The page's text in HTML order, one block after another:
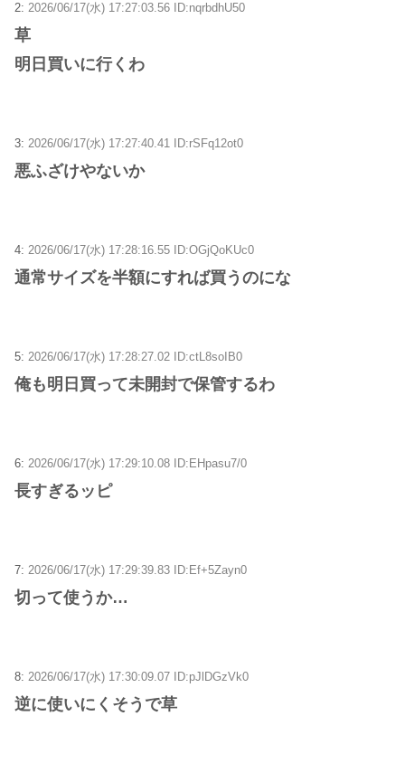
2: 2026/06/17(水) 17:27:03.56 ID:nqrbdhU50
草
明日買いに行くわ
3: 2026/06/17(水) 17:27:40.41 ID:rSFq12ot0
悪ふざけやないか
4: 2026/06/17(水) 17:28:16.55 ID:OGjQoKUc0
通常サイズを半額にすれば買うのにな
5: 2026/06/17(水) 17:28:27.02 ID:ctL8soIB0
俺も明日買って未開封で保管するわ
6: 2026/06/17(水) 17:29:10.08 ID:EHpasu7/0
長すぎるッピ
7: 2026/06/17(水) 17:29:39.83 ID:Ef+5Zayn0
切って使うか…
8: 2026/06/17(水) 17:30:09.07 ID:pJlDGzVk0
逆に使いにくそうで草